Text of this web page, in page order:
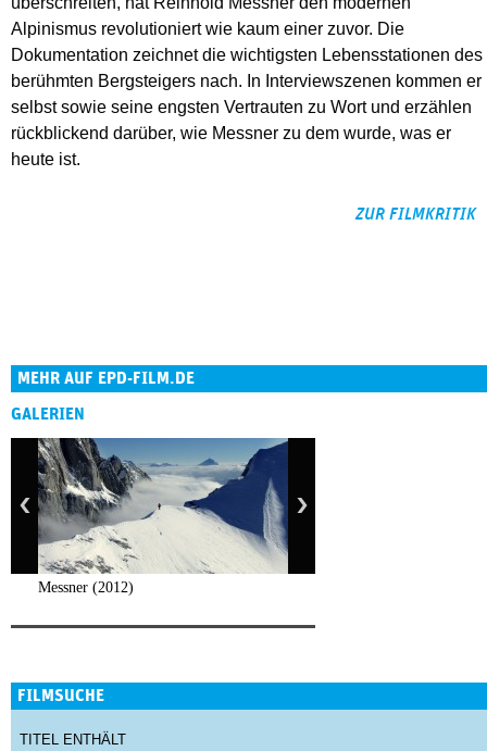
Alpinismus revolutioniert wie kaum einer zuvor. Die
Dokumentation zeichnet die wichtigsten Lebensstationen des
berühmten Bergsteigers nach. In Interviewszenen kommen er
selbst sowie seine engsten Vertrauten zu Wort und erzählen
rückblickend darüber, wie Messner zu dem wurde, was er
heute ist.
ZUR FILMKRITIK
MEHR AUF EPD-FILM.DE
GALERIEN
Messner (2012)
FILMSUCHE
TITEL ENTHÄLT